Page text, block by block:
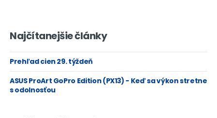
Najčítanejšie články
Prehľad cien 29. týždeň
ASUS ProArt GoPro Edition (PX13) - Keď sa výkon stretne
s odolnosťou